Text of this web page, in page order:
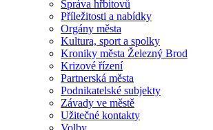
Správa hřbitovů
Příležitosti a nabídky
Orgány města
Kultura, sport a spolky
Kroniky města Železný Brod
Krizové řízení
Partnerská města
Podnikatelské subjekty
Závady ve městě
Užitečné kontakty
Volby